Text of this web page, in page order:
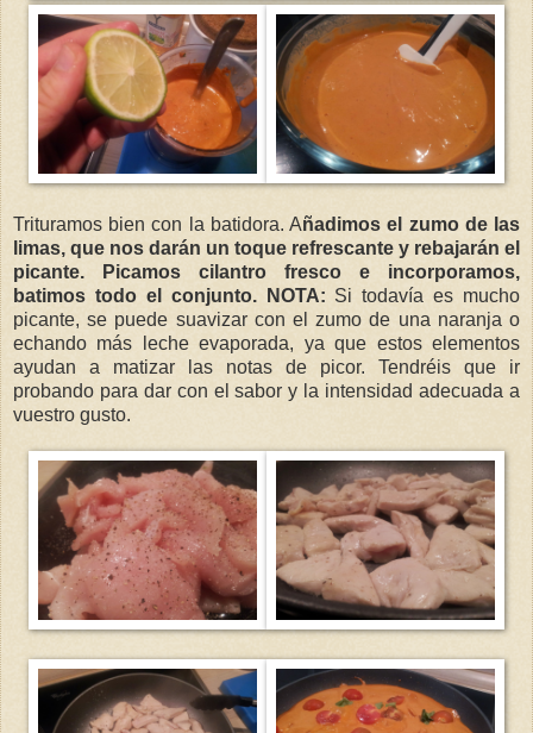
Trituramos bien con la batidora. Añadimos el zumo de las
limas, que nos darán un toque refrescante y rebajarán el
picante. Picamos cilantro fresco e incorporamos,
batimos todo el conjunto. NOTA: Si todavía es mucho
picante, se puede suavizar con el zumo de una naranja o
echando más leche evaporada, ya que estos elementos
ayudan a matizar las notas de picor. Tendréis que ir
probando para dar con el sabor y la intensidad adecuada a
vuestro gusto.